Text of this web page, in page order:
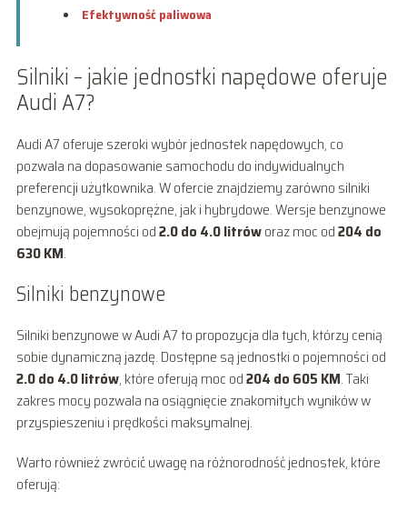
Efektywność paliwowa
Silniki – jakie jednostki napędowe oferuje
Audi A7?
Audi A7 oferuje szeroki wybór jednostek napędowych, co
pozwala na dopasowanie samochodu do indywidualnych
preferencji użytkownika. W ofercie znajdziemy zarówno silniki
benzynowe, wysokoprężne, jak i hybrydowe. Wersje benzynowe
obejmują pojemności od2.0 do 4.0 litróworaz moc od204 do
630 KM.
Silniki benzynowe
Silniki benzynowe w Audi A7 to propozycja dla tych, którzy cenią
sobie dynamiczną jazdę. Dostępne są jednostki o pojemności od
2.0 do 4.0 litrów, które oferują moc od204 do 605 KM. Taki
zakres mocy pozwala na osiągnięcie znakomitych wyników w
przyspieszeniu i prędkości maksymalnej.
Warto również zwrócić uwagę na różnorodność jednostek, które
oferują: